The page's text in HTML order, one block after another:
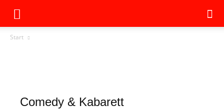
Start
Comedy & Kabarett